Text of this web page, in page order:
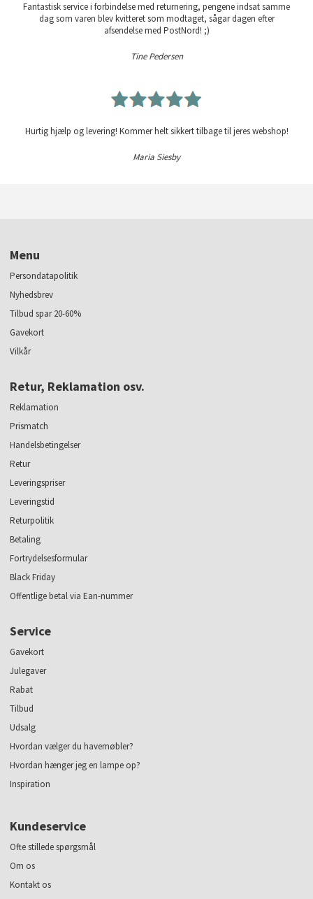
Fantastisk service i forbindelse med returnering, pengene indsat samme
dag som varen blev kvitteret som modtaget, sågar dagen efter
afsendelse med PostNord! ;)
Tine Pedersen
Hurtig hjælp og levering! Kommer helt sikkert tilbage til jeres webshop!
Maria Siesby
Menu
Persondatapolitik
Nyhedsbrev
Tilbud spar 20-60%
Gavekort
Vilkår
Retur, Reklamation osv.
Reklamation
Prismatch
Handelsbetingelser
Retur
Leveringspriser
Leveringstid
Returpolitik
Betaling
Fortrydelsesformular
Black Friday
Offentlige betal via Ean-nummer
Service
Gavekort
Julegaver
Rabat
Tilbud
Udsalg
Hvordan vælger du havemøbler?
Hvordan hænger jeg en lampe op?
Inspiration
Kundeservice
Ofte stillede spørgsmål
Om os
Kontakt os